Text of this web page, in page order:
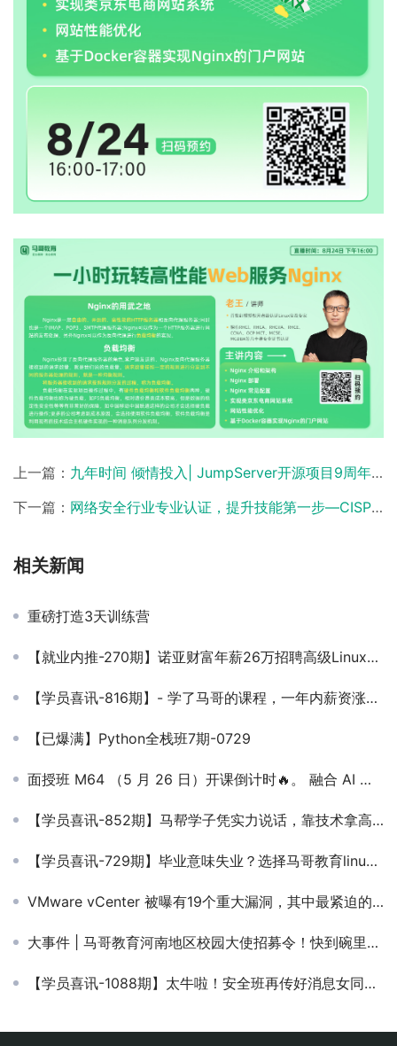
上一篇： 九年时间 倾情投入| JumpServer开源项目9周年致谢马哥教育!
下一篇： 网络安全行业专业认证，提升技能第一步—CISP你考了吗？
相关新闻
重磅打造3天训练营
【就业内推-270期】诺亚财富年薪26万招聘高级Linux运维
【学员喜讯-816期】- 学了马哥的课程，一年内薪资涨了不止5倍！
【已爆满】Python全栈班7期-0729
面授班 M64 （5 月 26 日）开课倒计时🔥。 融合 AI 大模型，含前沿知识体系，小班教学，座位即将占满！
【学员喜讯-852期】马帮学子凭实力说话，靠技术拿高薪！年薪7W到15W的转变，还有各种补贴哦~
【学员喜讯-729期】毕业意味失业？选择马哥教育linux云计算，4个月把大家都甩开！
VMware vCenter 被曝有19个重大漏洞，其中最紧迫的是任意文件上传漏洞
大事件 | 马哥教育河南地区校园大使招募令！快到碗里来！
【学员喜讯-1088期】太牛啦！安全班再传好消息女同学入职 13k+！